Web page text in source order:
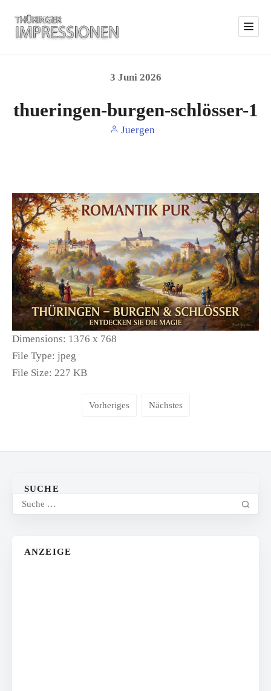
3 Juni 2026
thueringen-burgen-schlösser-1
Juergen
Dimensions: 1376 x 768
File Type: jpeg
File Size: 227 KB
Vorheriges Nächstes
SUCHE
ANZEIGE